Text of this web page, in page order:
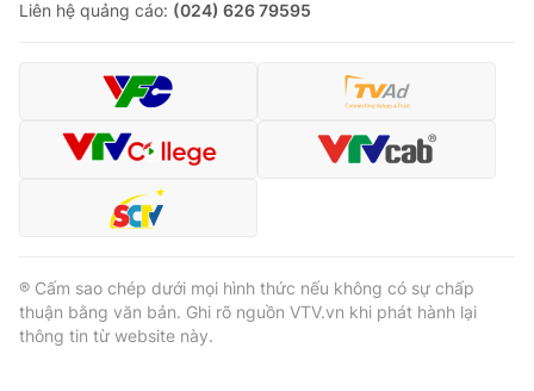
Liên hệ quảng cáo: (024) 626 79595
® Cấm sao chép dưới mọi hình thức nếu không có sự chấp
thuận bằng văn bản. Ghi rõ nguồn VTV.vn khi phát hành lại
thông tin từ website này.